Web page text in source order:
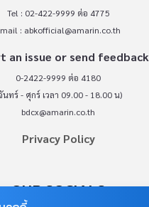
Tel : 02-422-9999 ต่อ 4775
: abkofficial@amarin.co.th
an issue or send feedback
0-2422-9999 ต่อ 4180
นทร์ - ศุกร์ เวลา 09.00 - 18.00 น)
bdcx@amarin.co.th
Privacy Policy
OUR SOCIALS